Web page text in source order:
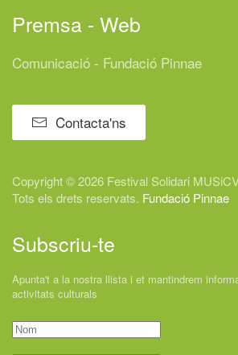
Premsa - Web
Comunicació - Fundació Pinnae
Contacta'ns
Copyright © 2026 Festival Solidari
Tots els drets reservats. Fundació Pinnae
Subscriu-te
Apunta't a la nostra llista i et mantindrem
activitats culturals